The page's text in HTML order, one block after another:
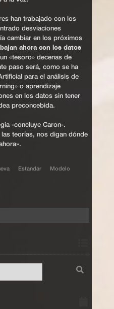
han trabajado con los
desviaciones
cambiar en los próximos
ahora con los datos
«tesoro» decenas de
paso será, como se ha
para el análisis de
o aprendizaje
en los datos sin tener
preconcebida.
-concluye Caron-.
teorías, nos digan dónde
Estandar Modelo